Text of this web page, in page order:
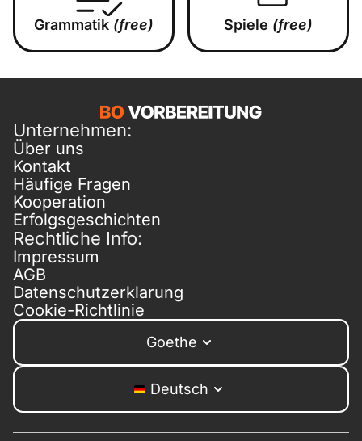
Grammatik (free) Spiele (free)
Unternehmen:
Über uns
Kontakt
Häufige Fragen
Kooperation
Erfolgsgeschichten
Rechtliche Info:
Impressum
AGB
Datenschutzerklarung
Cookie-Richtlinie
Goethe
Deutsch